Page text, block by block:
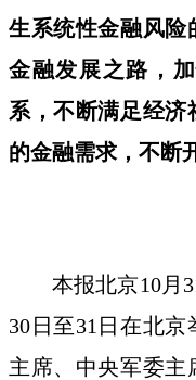
生系统性金融风险
金融发展之路，
系，不断满足经济
的金融需求，不断
本报北京10月31
30日至31日在北
主席、中央军委主